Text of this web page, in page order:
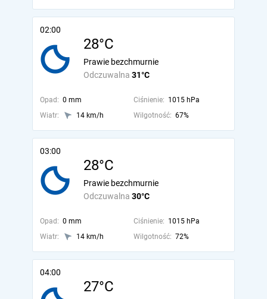
02:00
28°C
Odczuwalna 31°C
Prawie bezchmurnie
Opad: 0 mm Ciśnienie: 1015 hPa
Wiatr:
14 km/h Wilgotność: 67%
03:00
28°C
Odczuwalna 30°C
Prawie bezchmurnie
Opad: 0 mm Ciśnienie: 1015 hPa
Wiatr:
14 km/h Wilgotność: 72%
04:00
27°C